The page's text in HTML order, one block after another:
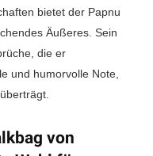
bietet der Papnu
Äußeres. Sein
die er
und humorvolle Note,
von